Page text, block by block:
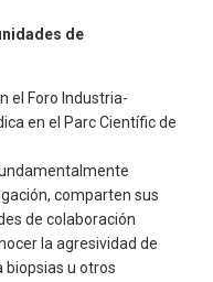
de
el Foro Industria-
en el Parc Científic de
comparten sus
de colaboración
la agresividad de
biopsias u otros